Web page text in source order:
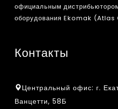
официальным
оборудования Ekomak
Контакты
Центральный офис: г.
Ванцетти, 58Б